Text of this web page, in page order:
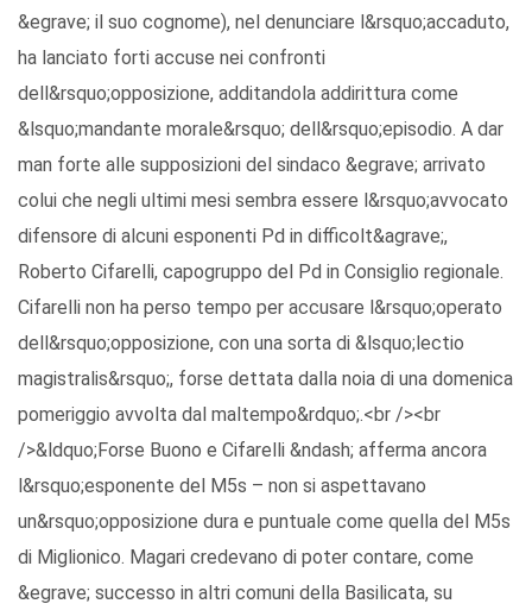
&egrave; il suo cognome), nel denunciare l&rsquo;accaduto,
ha lanciato forti accuse nei confronti
dell&rsquo;opposizione, additandola addirittura come
&lsquo;mandante morale&rsquo; dell&rsquo;episodio. A dar
man forte alle supposizioni del sindaco &egrave; arrivato
colui che negli ultimi mesi sembra essere l&rsquo;avvocato
difensore di alcuni esponenti Pd in difficolt&agrave;,
Roberto Cifarelli, capogruppo del Pd in Consiglio regionale.
Cifarelli non ha perso tempo per accusare l&rsquo;operato
dell&rsquo;opposizione, con una sorta di &lsquo;lectio
magistralis&rsquo;, forse dettata dalla noia di una domenica
pomeriggio avvolta dal maltempo&rdquo;.<br /><br
/>&ldquo;Forse Buono e Cifarelli &ndash; afferma ancora
l&rsquo;esponente del M5s – non si aspettavano
un&rsquo;opposizione dura e puntuale come quella del M5s
di Miglionico. Magari credevano di poter contare, come
&egrave; successo in altri comuni della Basilicata, su